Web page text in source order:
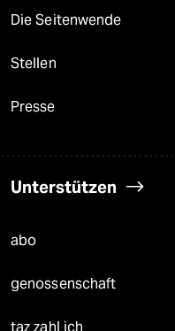
Die Seitenwende
Stellen
Presse
Unterstützen
abo
genossenschaft
taz zahl ich